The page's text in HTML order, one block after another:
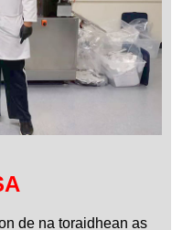
de na toraidhean as